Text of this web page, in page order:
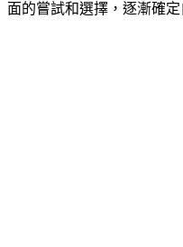
面的嘗試和選擇，逐漸確定